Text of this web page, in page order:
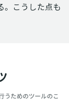
。こうした点も
うためのツールのこ